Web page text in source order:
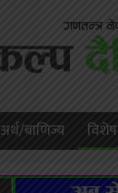
अर्थ/बाणिज्य विशेष